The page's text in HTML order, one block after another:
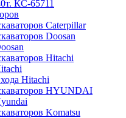
КС-65711
Caterpillar
Doosan
Hitachi
Hitachi
HYUNDAI
Komatsu